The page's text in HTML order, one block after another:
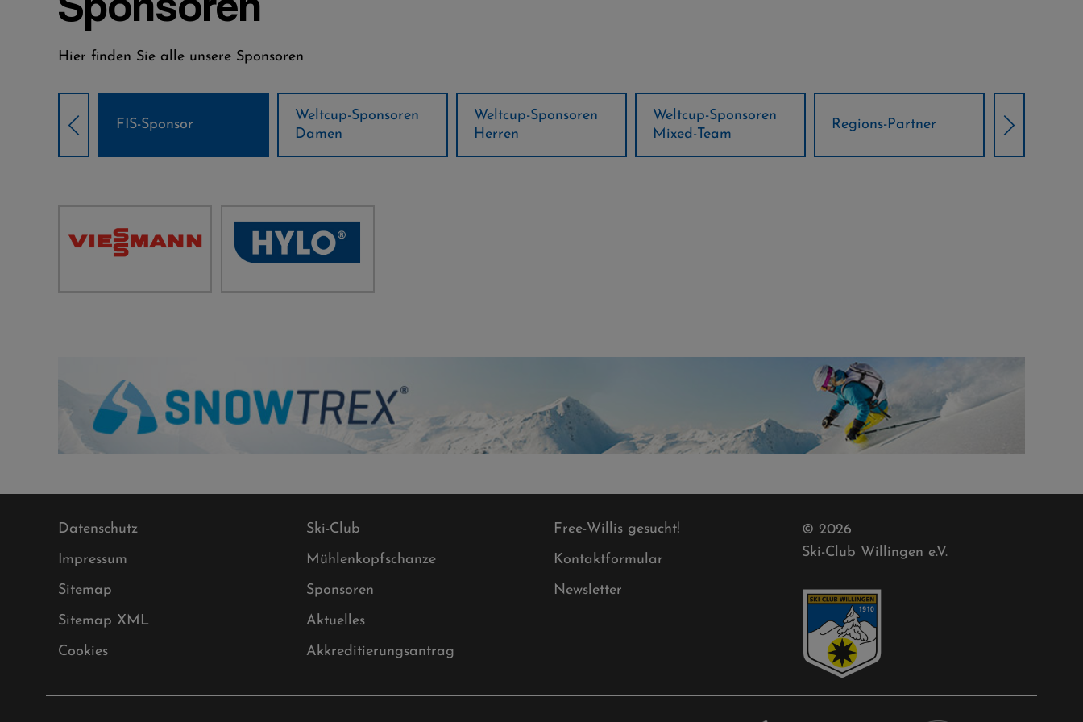
Hier finden Sie alle unsere Sponsoren
FIS-Sponsor
Weltcup-Sponsoren
Weltcup-Sponsoren
Weltcup-Sponsoren
Regions-Partner
Örtliche Weltcup-
Datenschutz
Impressum
Sitemap
Sitemap XML
Cookies
Ski-Club
Mühlenkopfschanze
Sponsoren
Aktuelles
Akkreditierungsantrag
Free-Willis gesucht!
Kontaktformular
Newsletter
© 2026
Ski-Club Willingen e.V.